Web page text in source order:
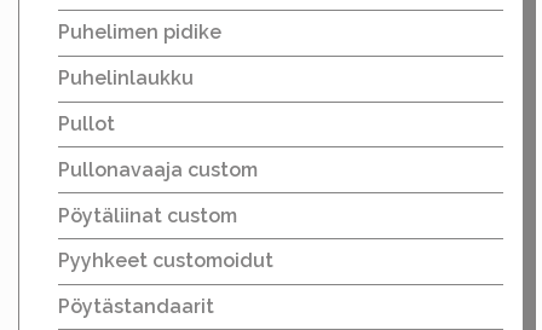
Puhelimen pidike
Puhelinlaukku
Pullot
Pullonavaaja custom
Pöytäliinat custom
Pyyhkeet customoidut
Pöytästandaarit